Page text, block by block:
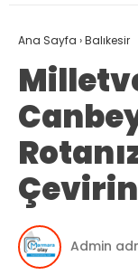
Ana Sayfa ›Balıkesir
Çevirin
Admin